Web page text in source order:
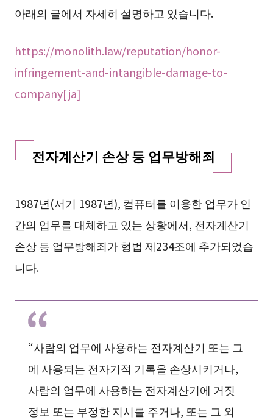
아래의 글에서 자세히 설명하고 있습니다.
https://monolith.law/reputation/honor-
infringement-and-intangible-damage-to-
company[ja]
전자계산기 손상 등 업무방해죄
1987년(서기 1987년), 컴퓨터를 이용한 업무가 인
간의 업무를 대체하고 있는 상황에서, 전자계산기
손상 등 업무방해죄가 형법 제234조에 추가되었습
니다.
“사람의 업무에 사용하는 전자계산기 또는 그
에 사용되는 전자기적 기록을 손상시키거나,
사람의 업무에 사용하는 전자계산기에 거짓
정보 또는 부정한 지시를 주거나, 또는 그 외